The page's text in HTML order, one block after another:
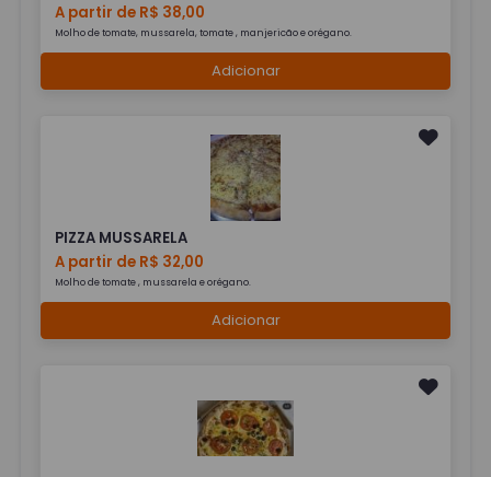
A partir de R$ 38,00
Molho de tomate, mussarela, tomate , manjericão e orégano.
Adicionar
PIZZA MUSSARELA
A partir de R$ 32,00
Molho de tomate , mussarela e orégano.
Adicionar